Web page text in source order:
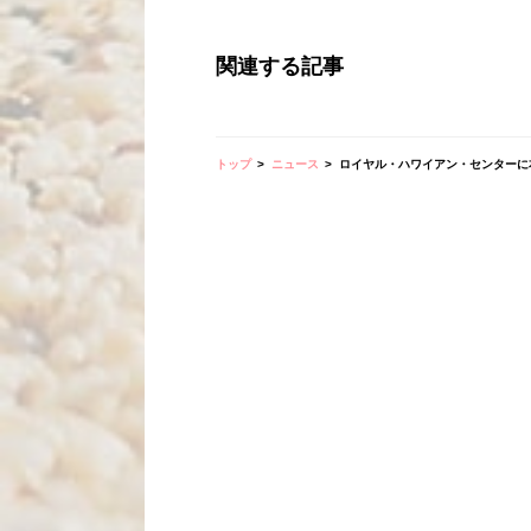
関連する記事
トップ ニュース ロイヤル・ハワイアン・センター